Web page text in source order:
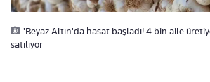
'Beyaz Altın'da hasat başladı! 4 bin aile
satılıyor